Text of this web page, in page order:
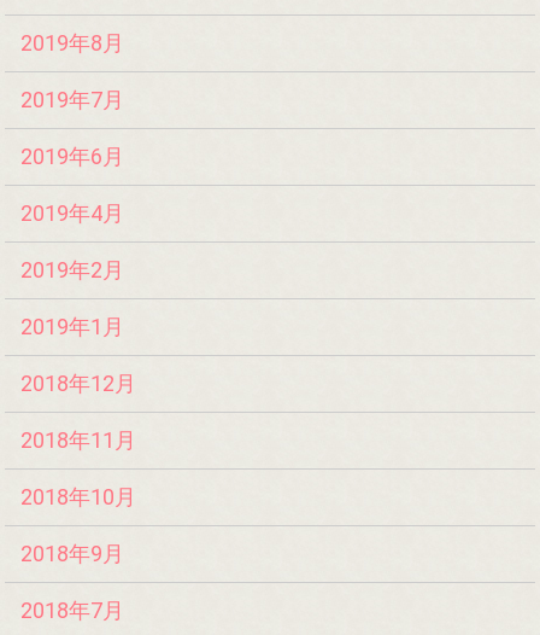
2019年8月
2019年7月
2019年6月
2019年4月
2019年2月
2019年1月
2018年12月
2018年11月
2018年10月
2018年9月
2018年7月